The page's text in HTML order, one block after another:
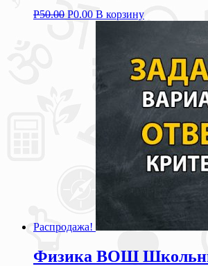
Р50.00 Р0.00 В корзину
Распродажа!
Физика ВОШ